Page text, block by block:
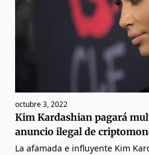
octubre 3, 2022
Kim Kardashian pagará
anuncio ilegal de
La afamada e influyente Kim